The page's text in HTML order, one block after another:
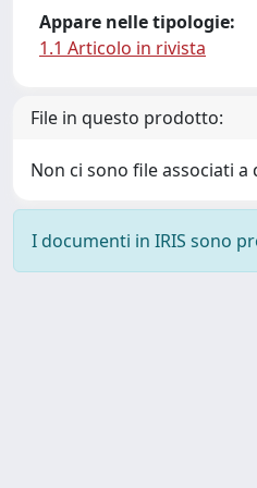
Appare nelle tipologie:
1.1 Articolo in rivista
File in questo prodotto:
Non ci sono file associati
I documenti in IRIS sono